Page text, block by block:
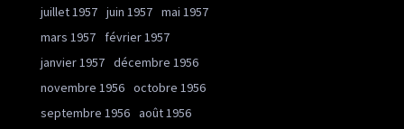
juillet 1957 juin 1957 mai 1957
mars 1957
février 1957
janvier 1957 décembre 1956
novembre 1956 octobre 1956
septembre 1956 août 1956